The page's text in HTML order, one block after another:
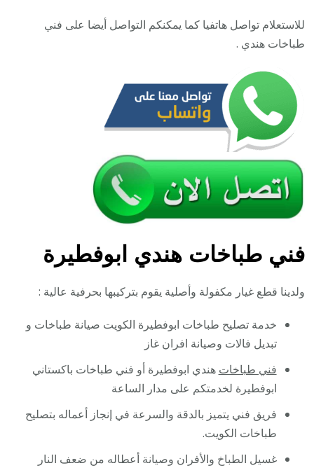
للاستعلام تواصل هاتفيا كما يمكنكم التواصل أيضا على فني
طباخات هندي .
فني طباخات هندي ابوفطيرة
ولدينا قطع غيار مكفولة وأصلية يقوم بتركيبها بحرفية عالية :
خدمة تصليح طباخات ابوفطيرة الكويت صيانة طباخات و
تبديل فالات وصيانة افران غاز
فني طباخات هندي ابوفطيرة أو فني طباخات باكستاني
ابوفطيرة لخدمتكم على مدار الساعة
فريق فني يتميز بالدقة والسرعة في إنجاز أعماله بتصليح
طباخات الكويت.
غسيل الطباخ والأفران وصيانة أعطاله من ضعف النار